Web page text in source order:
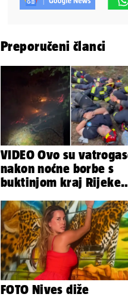
Preporučeni članci
VIDEO Ovo su
nakon noćne borbe s
buktinjom kraj Rijeke.
FOTO Nives diže